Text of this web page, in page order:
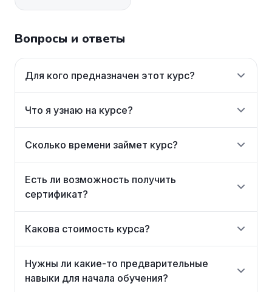
Вопросы и ответы
Для кого предназначен этот курс?
Что я узнаю на курсе?
Сколько времени займет курс?
Есть ли возможность получить
сертификат?
Какова стоимость курса?
Нужны ли какие-то предварительные
навыки для начала обучения?